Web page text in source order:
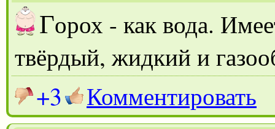
Горох - как вода.
твёрдый, жидкий и
+3
Комментировать